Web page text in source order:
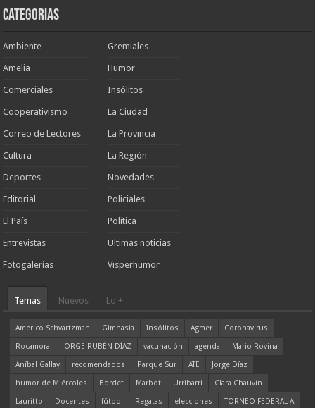
Categorias
Ambiente
Amelia
Comerciales
Cooperativismo
Correo de Lectores
Cultura
Deportes
Editorial
El País
Entrevistas
Fotogalerías
Gremiales
Humor
Insólitos
La Ciudad
La Provincia
La Región
Novedades
Policiales
Política
Ultimas noticias
Visperhumor
Temas Nuevos Lo +
Americo Schvartzman Gimnasia Insólitos Agmer
Coronavirus
Rocamora
JORGE RUBÉN DÍAZ vacunación agenda
Mario Rovina
Aníbal Gallay
recomendados Parque Sur ATE
Jorge Díaz
humor de Miércoles
Bordet Marbot Urribarri
Clara Chauvín
Lauritto
Docentes fútbol Regatas elecciones TORNEO FEDERAL A